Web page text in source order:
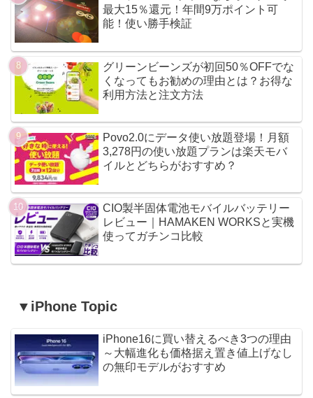
最大15％還元！年間9万ポイント可
能！使い勝手検証
グリーンビーンズが初回50％OFFでな
くなってもお勧めの理由とは？お得な
利用方法と注文方法
Povo2.0にデータ使い放題登場！月額
3,278円の使い放題プランは楽天モバ
イルとどちらがおすすめ？
CIO製半固体電池モバイルバッテリー
レビュー｜HAMAKEN WORKSと実機
使ってガチンコ比較
▼iPhone Topic
iPhone16に買い替えるべき3つの理由
～大幅進化も価格据え置き値上げなし
の無印モデルがおすすめ